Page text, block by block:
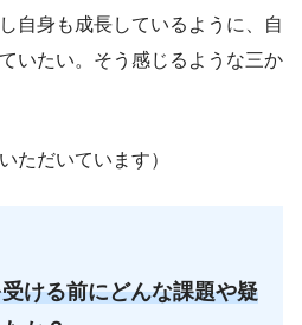
自身も成長しているように、自
いたい。そう感じるような三か
ただいています）
ける前にどんな課題や疑